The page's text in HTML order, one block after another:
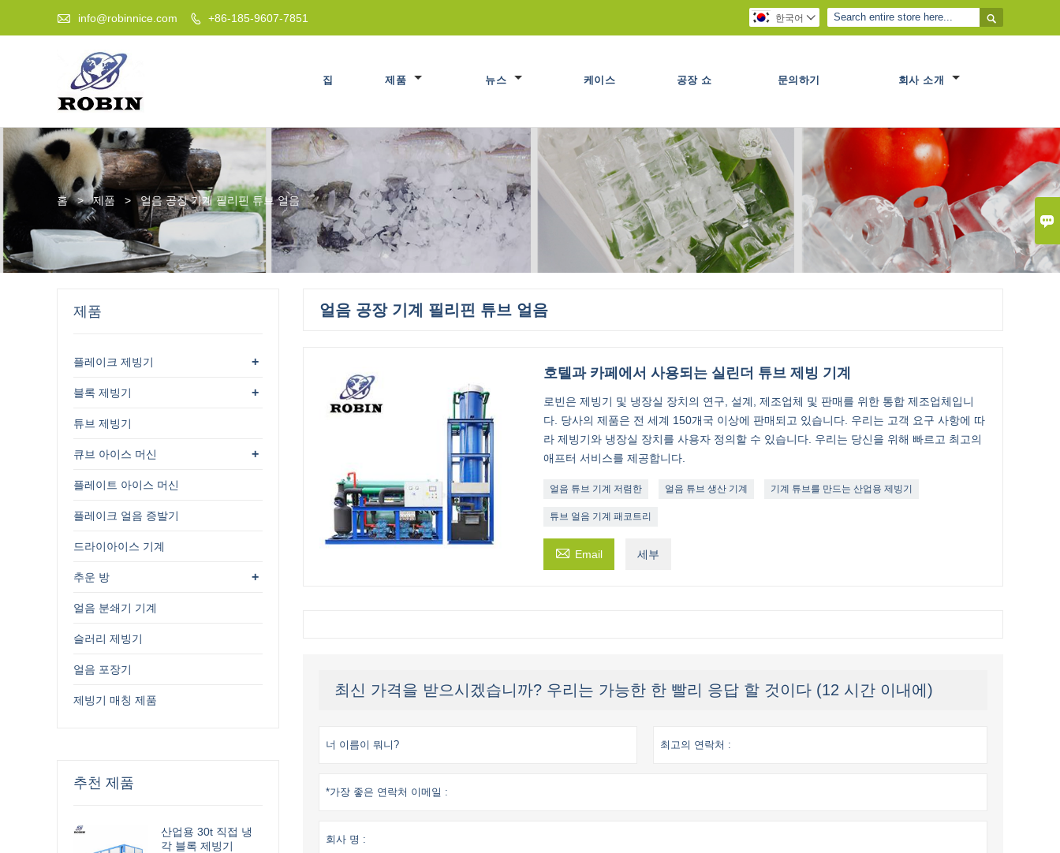

 info@robinnice.com  +86-185-9607-7851 
한국어 
집 제품 뉴스 케이스 공장 쇼 문의하기 회사 소개
홈 > 제품 > 얼음 공장 기계 필리핀 튜브 얼음
얼음 공장 기계 필리핀 튜브 얼음
호텔과 카페에서 사용되는 실린더 튜브 제빙 기계
로빈은 제빙기 및 냉장실 장치의 연구, 설계, 제조업체 및 판매를 위한 통합 제조업체입니
다. 당사의 제품은 전 세계 150개국 이상에 판매되고 있습니다. 우리는 고객 요구 사항에 따
라 제빙기와 냉장실 장치를 사용자 정의할 수 있습니다. 우리는 당신을 위해 빠르고 최고의
애프터 서비스를 제공합니다.
얼음 튜브 기계 저렴한 얼음 튜브 생산 기계 기계 튜브를 만드는 산업용 제빙기
튜브 얼음 기계 패코트리
 Email 세부
최신 가격을 받으시겠습니까? 우리는 가능한 한 빨리 응답 할 것이다 (12 시간 이내에)
제품
+
플레이크 제빙기
+
블록 제빙기
튜브 제빙기
+
큐브 아이스 머신
플레이트 아이스 머신
플레이크 얼음 증발기
드라이아이스 기계
+
추운 방
얼음 분쇄기 기계
슬러리 제빙기
얼음 포장기
제빙기 매칭 제품
추천 제품
산업용 30t 직접 냉
각 블록 제빙기